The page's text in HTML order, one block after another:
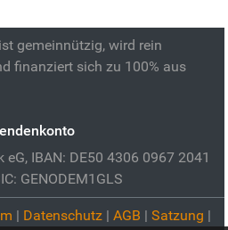
gemeinnützig, wird rein
finanziert sich zu 100% aus
IBAN: DE50 4306 0967 2041
GENODEM1GLS
| Datenschutz| AGB | Satzung |